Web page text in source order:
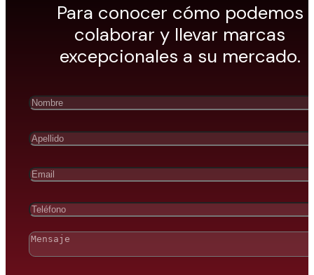
Para conocer cómo podemos
colaborar y llevar marcas
excepcionales a su mercado.